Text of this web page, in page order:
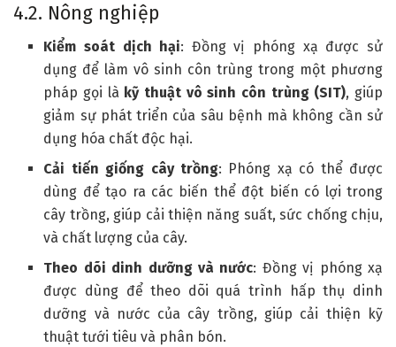
4.2. Nông nghiệp
Kiểm soát dịch hại: Đồng vị phóng xạ được sử
dụng để làm vô sinh côn trùng trong một phương
pháp gọi là kỹ thuật vô sinh côn trùng (SIT), giúp
giảm sự phát triển của sâu bệnh mà không cần sử
dụng hóa chất độc hại.
Cải tiến giống cây trồng: Phóng xạ có thể được
dùng để tạo ra các biến thể đột biến có lợi trong
cây trồng, giúp cải thiện năng suất, sức chống chịu,
và chất lượng của cây.
Theo dõi dinh dưỡng và nước: Đồng vị phóng xạ
được dùng để theo dõi quá trình hấp thụ dinh
dưỡng và nước của cây trồng, giúp cải thiện kỹ
thuật tưới tiêu và phân bón.